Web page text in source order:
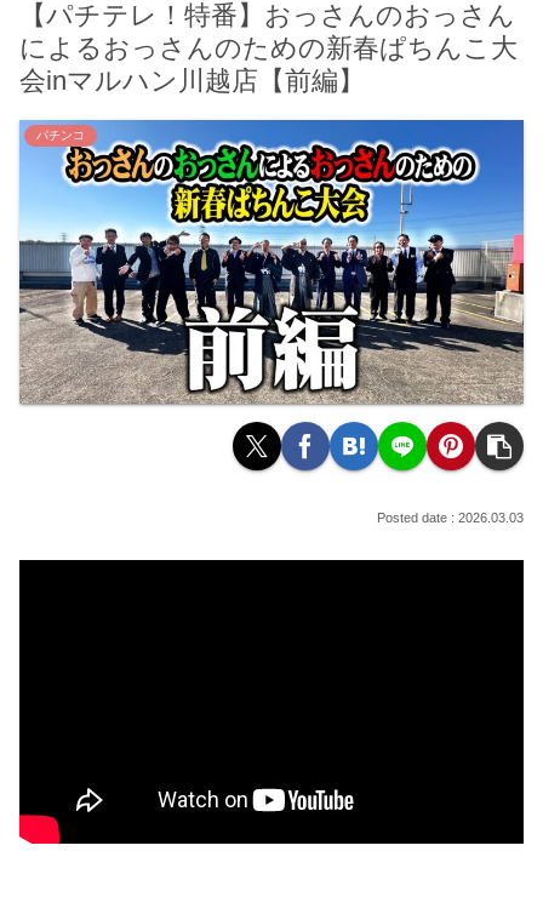
【パチテレ！特番】おっさんのおっさん
によるおっさんのための新春ぱちんこ大
会inマルハン川越店【前編】
パチンコ
2026.03.03